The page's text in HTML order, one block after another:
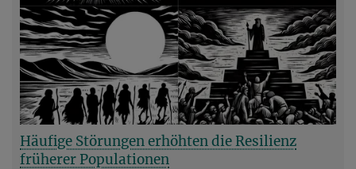
Häufige Störungen erhöhten die Resilienz
früherer Populationen